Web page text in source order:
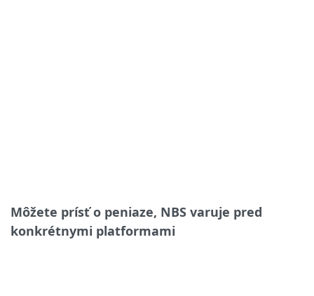
Môžete prísť o peniaze, NBS varuje pred
konkrétnymi platformami